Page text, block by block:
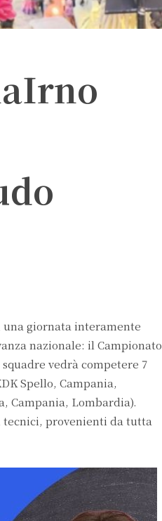
una giornata interamente
nazionale: il Campionato
vedrà competere 7
Spello, Campania,
Campania, Lombardia).
tecnici, provenienti da tutta